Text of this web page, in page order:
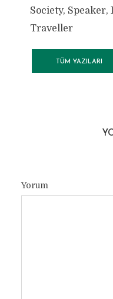
Society,
Traveller
TÜM YAZILARI
Yorum